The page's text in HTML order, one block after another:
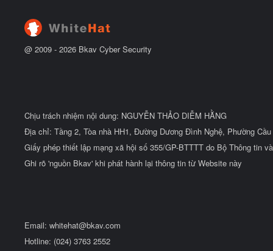
u
@ 2009 - 2026 Bkav Cyber Security
Chịu trách nhiệm nội dung: NGUYỄN THẢO DIỄM HẰNG
Địa chỉ: Tầng 2, Tòa nhà HH1, Đường Dương Đình Nghệ, Phường
Giấy phép thiết lập mạng xã hội số 355/GP-BTTTT do Bộ Thông tin
Ghi rõ 'nguồn Bkav' khi phát hành lại thông tin từ Website này
Email: whitehat@bkav.com
Hotline: (024) 3763 2552